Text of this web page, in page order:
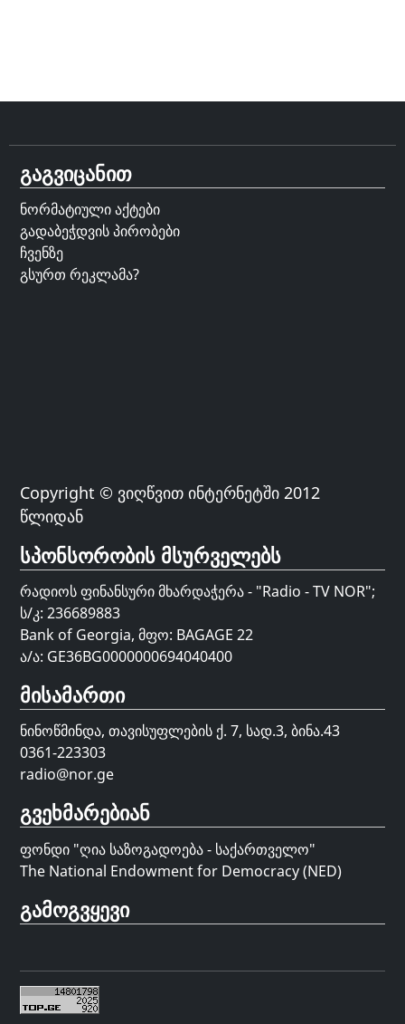
გაგვიცანით
ნორმატიული აქტები
გადაბეჭდვის პირობები
ჩვენზე
გსურთ რეკლამა?
Copyright © ვიღწვით ინტერნეტში 2012
წლიდან
სპონსორობის მსურველებს
რადიოს ფინანსური მხარდაჭერა - "Radio - TV NOR";
ს/კ: 236689883
Bank of Georgia, მფო: BAGAGE 22
ა/ა: GE36BG0000000694040400
მისამართი
ნინოწმინდა, თავისუფლების ქ. 7, სად.3, ბინა.43
0361-223303
radio@nor.ge
გვეხმარებიან
ფონდი "ღია საზოგადოება - საქართველო"
The National Endowment for Democracy (NED)
გამოგვყევი